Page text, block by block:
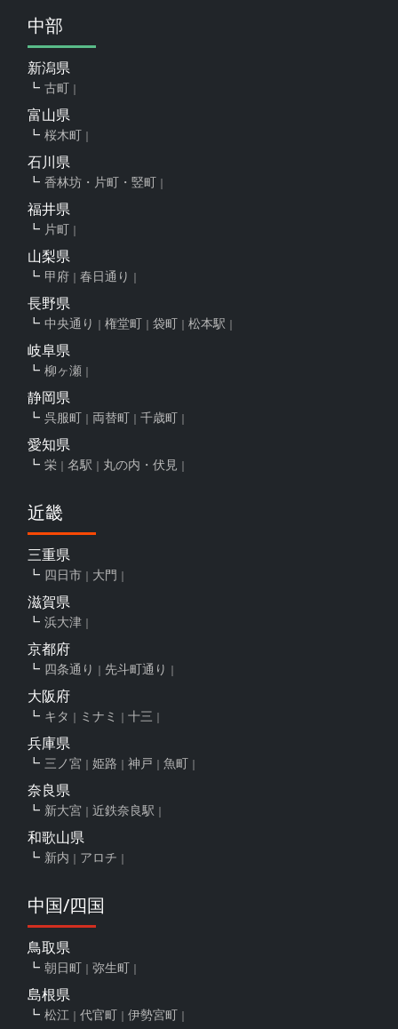
中部
新潟県
古町
富山県
桜木町
石川県
香林坊・片町・竪町
福井県
片町
山梨県
甲府 春日通り
長野県
中央通り 権堂町 袋町 松本駅
岐阜県
柳ヶ瀬
静岡県
呉服町 両替町 千歳町
愛知県
栄 名駅 丸の内・伏見
近畿
三重県
四日市 大門
滋賀県
浜大津
京都府
四条通り 先斗町通り
大阪府
キタ ミナミ 十三
兵庫県
三ノ宮 姫路 神戸 魚町
奈良県
新大宮 近鉄奈良駅
和歌山県
新内 アロチ
中国/四国
鳥取県
朝日町 弥生町
島根県
松江 代官町 伊勢宮町